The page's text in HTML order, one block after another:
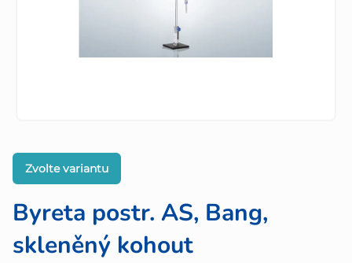
Byreta postr. AS, Bang,
skleněný kohout
Zvolte variantu